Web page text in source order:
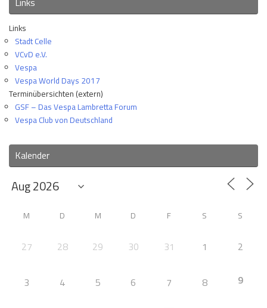
Links
Stadt Celle
VCvD e.V.
Vespa
Vespa World Days 2017
Terminübersichten (extern)
GSF – Das Vespa Lambretta Forum
Vespa Club von Deutschland
Kalender
M D M D F S S
27 28 29 30 31 1 2
3 4 5 6 7 8 9